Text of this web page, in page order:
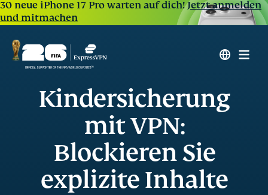
30 neue iPhone 17 Pro warten auf dich!Jetzt anmelden
und mitmachen
Kindersicherung
mit VPN:
Blockieren Sie
explizite Inhalte